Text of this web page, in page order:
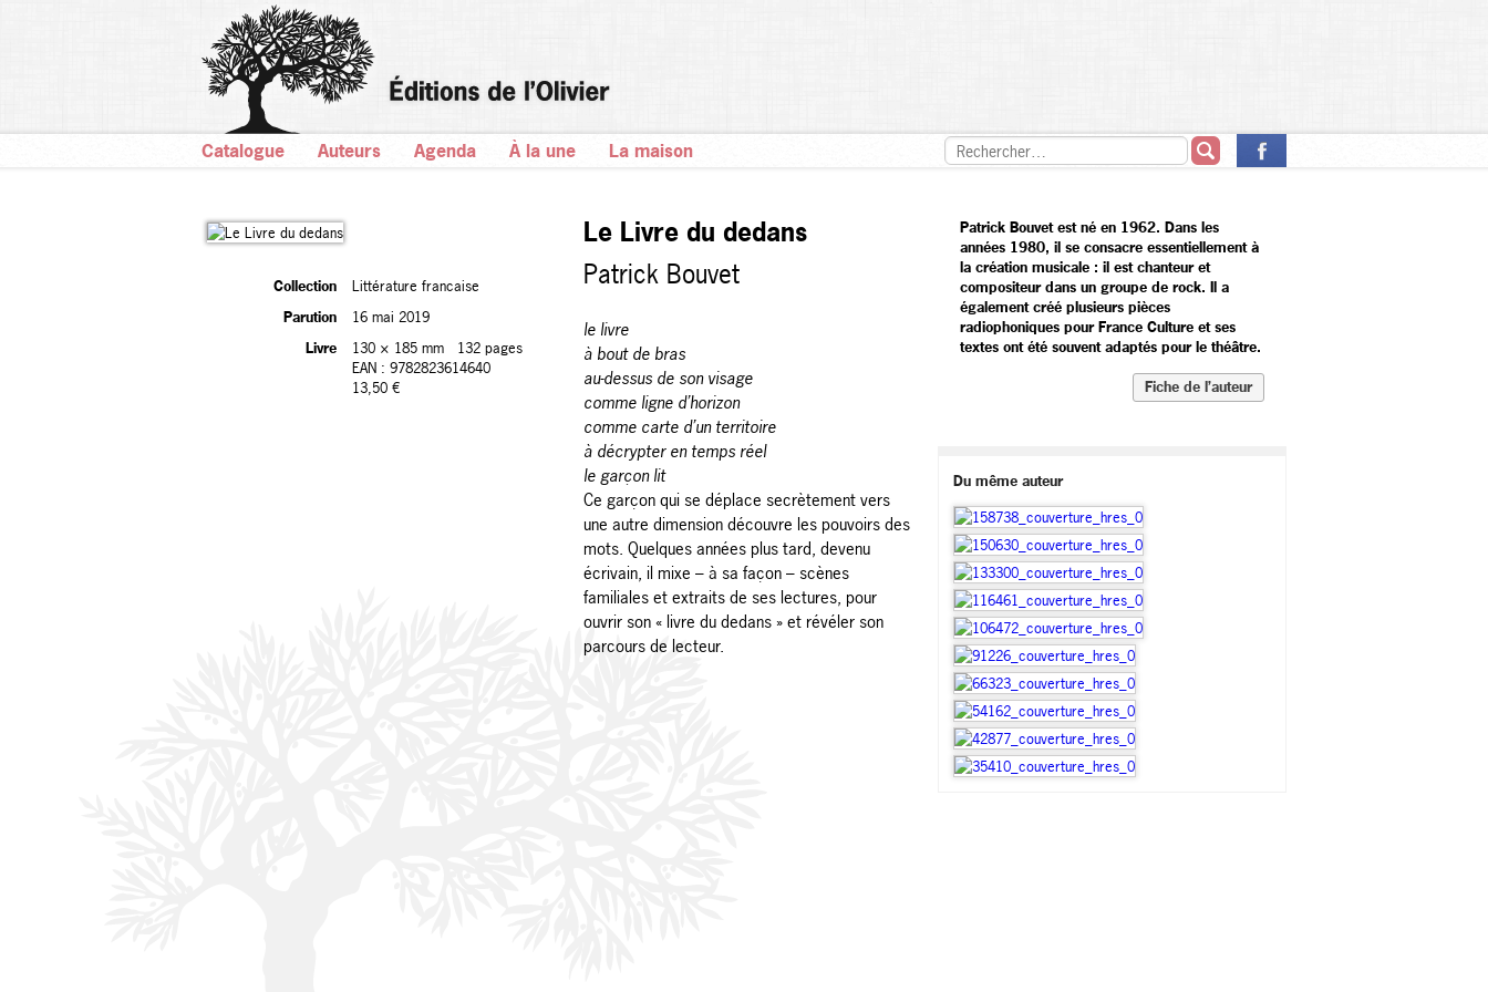
Catalogue Auteurs Agenda À la une La maison
Collection
Littérature francaise
Parution
16 mai 2019
Livre
130 × 185 mm
132 pages
EAN : 9782823614640
13,50 €
Le Livre du dedans
Patrick Bouvet
le livre
à bout de bras
au-dessus de son visage
comme ligne d’horizon
comme carte d’un territoire
à décrypter en temps réel
le garçon lit
Ce garçon qui se déplace secrètement vers
une autre dimension découvre les pouvoirs des
mots. Quelques années plus tard, devenu
écrivain, il mixe – à sa façon – scènes
familiales et extraits de ses lectures, pour
ouvrir son « livre du dedans » et révéler son
parcours de lecteur.
Patrick Bouvet est né en 1962. Dans les
années 1980, il se consacre essentiellement à
la création musicale : il est chanteur et
compositeur dans un groupe de rock. Il a
également créé plusieurs pièces
radiophoniques pour France Culture et ses
textes ont été souvent adaptés pour le théâtre.
Fiche de l’auteur
Du même auteur